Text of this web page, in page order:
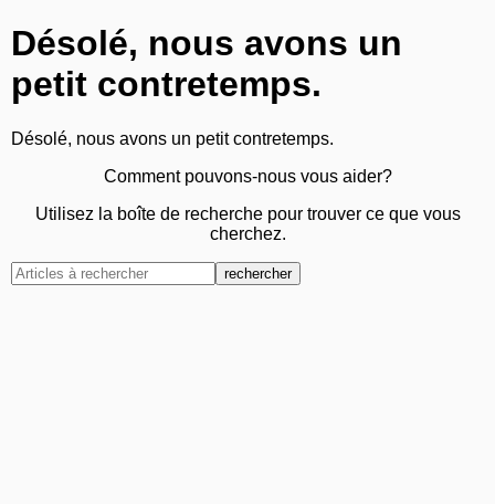
Désolé, nous avons un
petit contretemps.
Désolé, nous avons un petit contretemps.
Comment pouvons-nous vous aider?
Utilisez la boîte de recherche pour trouver ce que vous
cherchez.
rechercher